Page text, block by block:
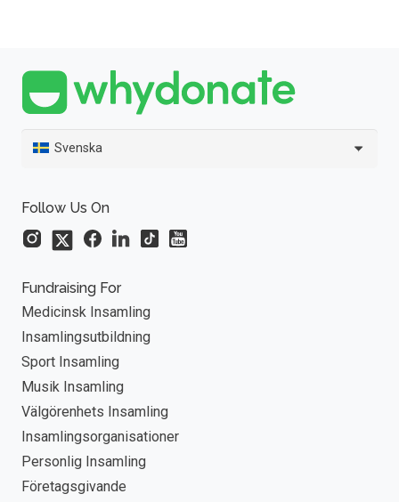
Svenska
Follow Us On
Fundraising For
Medicinsk Insamling
Insamlingsutbildning
Sport Insamling
Musik Insamling
Välgörenhets Insamling
Insamlingsorganisationer
Personlig Insamling
Företagsgivande